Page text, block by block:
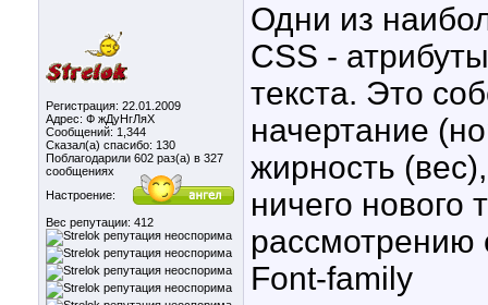
Регистрация: 22.01.2009
Адрес: Ф жДуНгЛяХ
Сообщений: 1,344
Сказал(а) спасибо: 130
Поблагодарили 602 раз(а) в 327
сообщениях
Настроение:
Вес репутации: 412
Одни из
CSS -
текста. Это
начертание
жирность
ничего нового
рассмотрению
Font-family